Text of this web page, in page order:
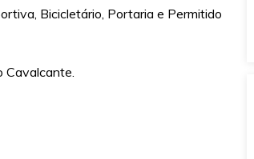
Bicicletário, Portaria e Permitido
Cavalcante.